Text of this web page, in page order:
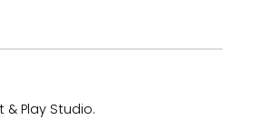
Play Studio.